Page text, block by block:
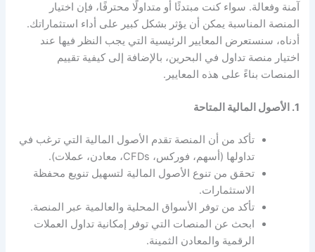
آمنة وفعالة. سواء كنت مبتدئًا أو متداولًا محترفًا، فإن اختيار
المنصة المناسبة يمكن أن يؤثر بشكل كبير على أداء استثماراتك.
أدناه، سنستعرض المعايير الرئيسية التي يجب النظر فيها عند
اختيار منصة تداول في البحرين، بالإضافة إلى كيفية تقييم
المنصات بناءً على هذه المعايير.
1. الأصول المالية المتاحة
تأكد من أن المنصة تقدم الأصول المالية التي ترغب في
تداولها (أسهم، فوركس، CFDs، معادن، عملات).
تحقق من تنوع الأصول المالية لتسهيل تنويع محفظة
الاستثمارات.
تأكد من توفر الأسواق المحلية والعالمية عبر المنصة.
ابحث عن المنصات التي توفر إمكانية تداول العملات
الرقمية والمعادن الثمينة.